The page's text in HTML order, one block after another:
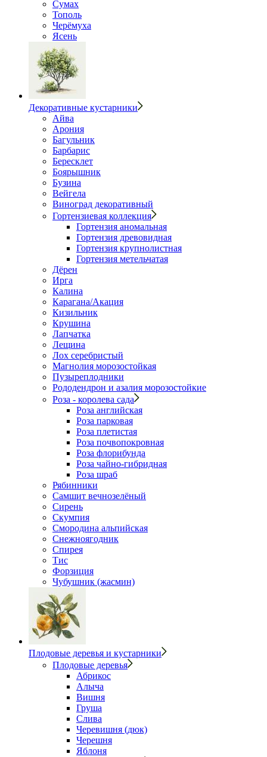
Сумах
Тополь
Черёмуха
Ясень
Декоративные кустарники
Айва
Арония
Багульник
Барбарис
Бересклет
Боярышник
Бузина
Вейгела
Виноград декоративный
Гортензиевая коллекция
Гортензия аномальная
Гортензия древовидная
Гортензия крупнолистная
Гортензия метельчатая
Дёрен
Ирга
Калина
Карагана/Акация
Кизильник
Крушина
Лапчатка
Лещина
Лох серебристый
Магнолия морозостойкая
Пузыреплодники
Рододендрон и азалия морозостойкие
Роза - королева сада
Роза английская
Роза парковая
Роза плетистая
Роза почвопокровная
Роза флорибунда
Роза чайно-гибридная
Роза шраб
Рябинники
Самшит вечнозелёный
Сирень
Скумпия
Смородина альпийская
Снежноягодник
Спирея
Тис
Форзиция
Чубушник (жасмин)
Плодовые деревья и кустарники
Плодовые деревья
Абрикос
Алыча
Вишня
Груша
Слива
Черевишня (дюк)
Черешня
Яблоня